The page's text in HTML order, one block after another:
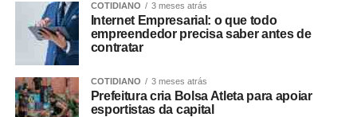
COTIDIANO 3 meses atrás
Internet Empresarial: o que todo
empreendedor precisa saber antes de
contratar
COTIDIANO 3 meses atrás
Prefeitura cria Bolsa Atleta para apoiar
esportistas da capital